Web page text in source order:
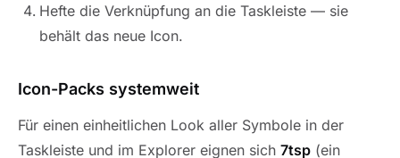
Hefte die Verknüpfung an die Taskleiste — sie
behält das neue Icon.
Icon-Packs systemweit
Für einen einheitlichen Look aller Symbole in der
Taskleiste und im Explorer eignen sich 7tsp (ein